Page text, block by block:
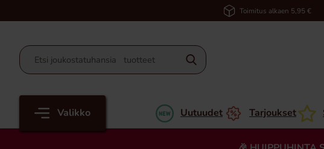
Toimitus alkaen 5,95 €
Valikko Uutuudet Tarjoukset